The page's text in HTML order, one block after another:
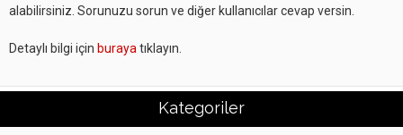
alabilirsiniz. Sorunuzu sorun ve diğer kullanıcılar cevap versin.
Detaylı bilgi için buraya tıklayın.
Kategoriler